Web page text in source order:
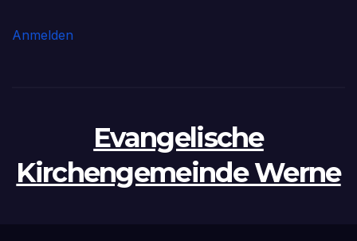
Anmelden
Evangelische
Kirchengemeinde Werne